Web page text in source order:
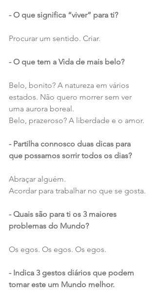
- O que significa “viver” para ti?
Procurar um sentido. Criar.
- O que tem a Vida de mais belo?
Belo, bonito? A natureza em vários
estados. Não quero morrer sem ver
uma aurora boreal.
Belo, prazeroso? A liberdade e o amor.
- Partilha connosco duas dicas para
que possamos sorrir todos os dias?
Abraçar alguém.
Acordar para trabalhar no que se gosta.
- Quais são para ti os 3 maiores
problemas do Mundo?
Os egos. Os egos. Os egos.
- Indica 3 gestos diários que podem
tornar este um Mundo melhor.